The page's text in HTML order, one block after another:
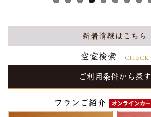
新着情報はこちら
空室検索 CHECK
ご利用条件から探す
プランご紹介